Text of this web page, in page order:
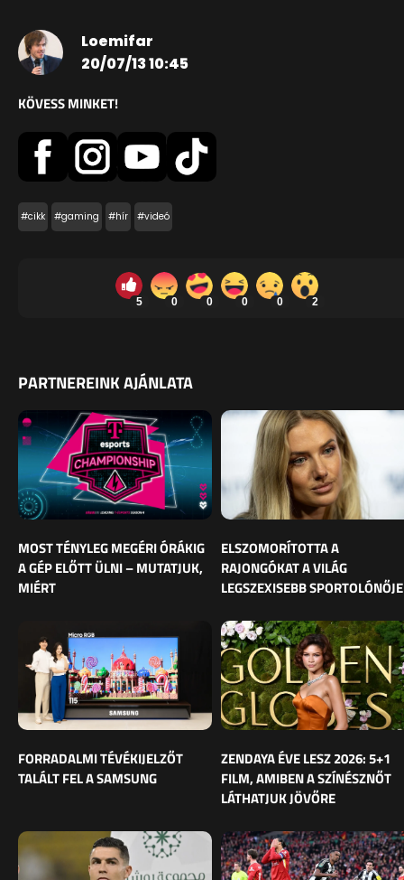
Loemifar
20/07/13 10:45
KÖVESS MINKET!
#cikk #gaming #hír #videó
5 0 0 0 0 2
PARTNEREINK AJÁNLATA
MOST TÉNYLEG MEGÉRI ÓRÁKIG
A GÉP ELŐTT ÜLNI – MUTATJUK,
MIÉRT
ELSZOMORÍTOTTA A
RAJONGÓKAT A VILÁG
LEGSZEXISEBB SPORTOLÓNŐJE
FORRADALMI TÉVÉKIJELZŐT
TALÁLT FEL A SAMSUNG
ZENDAYA ÉVE LESZ 2026: 5+1
FILM, AMIBEN A SZÍNÉSZNŐT
LÁTHATJUK JÖVŐRE